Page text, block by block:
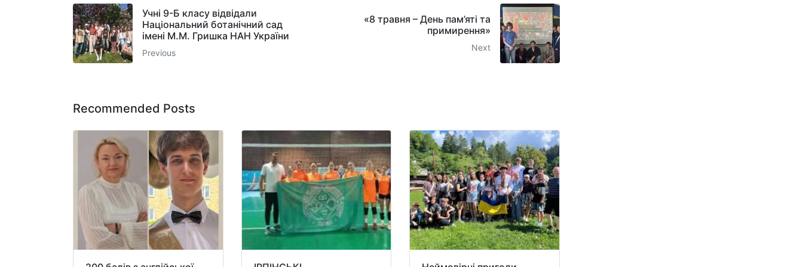
Учні 9-Б класу відвідали
Національний ботанічний сад
імені М.М. Гришка НАН України
Previous
«8 травня – День пам’яті та
примирення»
Next
Recommended Posts